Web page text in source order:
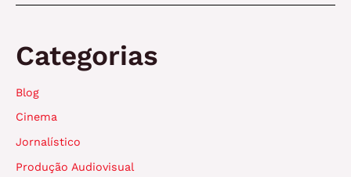
da
era
tecnologia
na
do
audiovisual
Categorias
Blog
Cinema
Jornalístico
Produção Audiovisual